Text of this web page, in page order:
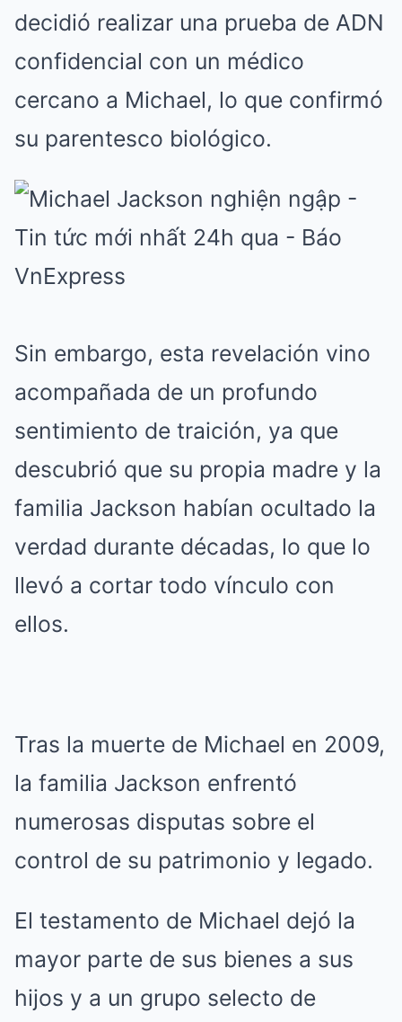
decidió realizar una prueba de ADN
confidencial con un médico
cercano a Michael, lo que confirmó
su parentesco biológico.
Sin embargo, esta revelación vino
acompañada de un profundo
sentimiento de traición, ya que
descubrió que su propia madre y la
familia Jackson habían ocultado la
verdad durante décadas, lo que lo
llevó a cortar todo vínculo con
ellos.
Tras la muerte de Michael en 2009,
la familia Jackson enfrentó
numerosas disputas sobre el
control de su patrimonio y legado.
El testamento de Michael dejó la
mayor parte de sus bienes a sus
hijos y a un grupo selecto de